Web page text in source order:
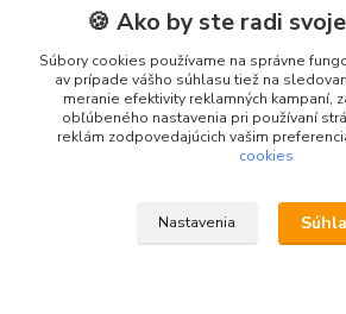
+421 911 010 560
Po-Pia, 13-17 hod.
info@presmartfon.sk
🍪 Ako by ste radi
Súbory cookies používame na správne
av prípade vášho súhlasu tiež na
meranie efektivity reklamných kampaní,
obľúbeného nastavenia pri používaní
reklám zodpovedajúcich vašim
cookies
Nastavenia